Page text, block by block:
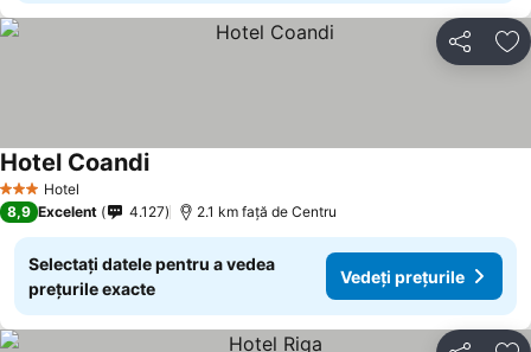
Distribuiți
3 SteleHotel
Hotel CoandiVedeți prețurile
8,9 Excelent 4.127 2.1 km faţă de Centru
Selectați datele pentru a vedea
prețurile exacte
Vedeți prețurile